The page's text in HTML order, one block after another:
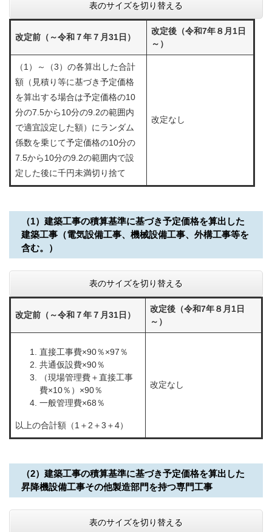
表のサイズを切り替える
改定前（～令和７年７月31日）
改定後（令和7年８月1日
～）
（1）～（3）の各算出した合計
額（見積り等に基づき予定価格
を算出する場合は予定価格の10
分の7.5から10分の9.2の範囲内
で適宜設定した額）にランダム
係数を乗じて予定価格の10分の
7.5から10分の9.2の範囲内で設
定した後に千円未満切り捨て
改定なし
（1）建築工事の積算基準に基づき予定価格を算出した
建築工事（電気設備工事、機械設備工事、外構工事等を
含む。）
表のサイズを切り替える
改定前（～令和７年７月31日）
改定後（令和7年８月1日
～）
直接工事費×90％×97％
共通仮設費×90％
（現場管理費＋直接工事
費×10％）×90％
一般管理費×68％
以上の合計額（1＋2＋3＋4）
改定なし
（2）建築工事の積算基準に基づき予定価格を算出した
昇降機設備工事その他製造部門を持つ専門工事
表のサイズを切り替える